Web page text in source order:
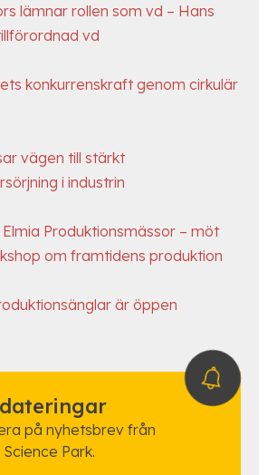
lämnar rollen som vd – Hans
vd
konkurrenskraft genom cirkulär
vägen till stärkt
i industrin
Produktionsmässor – möt
om framtidens produktion
är öppen
på nyhetsbrev från
Park.